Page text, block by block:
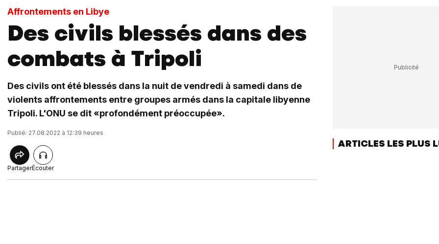
Affrontements en Libye
Des civils blessés dans des
combats à Tripoli
Des civils ont été blessés dans la nuit de vendredi à samedi dans de
violents affrontements entre groupes armés dans la capitale libyenne
Tripoli. L'ONU se dit «profondément préoccupée».
Publié: 27.08.2022 à 12:39 heures
PartagerÉcouter
ARTICLES LES PLUS